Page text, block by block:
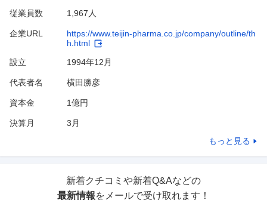
従業員数 1,967人
企業URL
https://www.teijin-pharma.co.jp/company/outline/th
h.html
設立 1994年12月
代表者名 横田勝彦
資本金 1億円
決算月 3月
もっと見る
新着クチコミや新着Q&Aなどの
最新情報をメールで受け取れます！